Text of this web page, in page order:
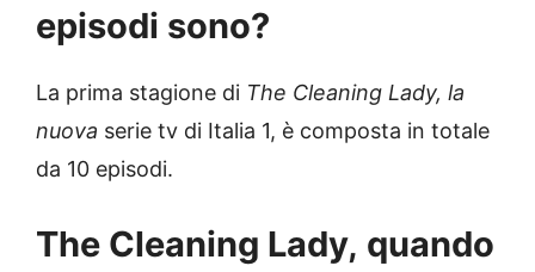
episodi sono?
La prima stagione di The Cleaning Lady, la
nuova serie tv di Italia 1, è composta in totale
da 10 episodi.
The Cleaning Lady, quando